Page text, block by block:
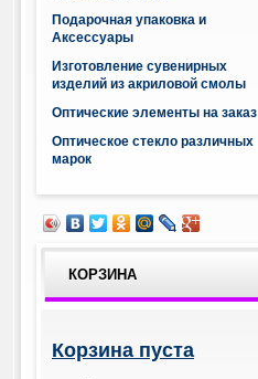
Подарочная упаковка и
Аксессуары
Изготовление сувенирных
изделий из акриловой смолы
Оптические элементы на заказ
Оптическое стекло различных
марок
КОРЗИНА
Корзина пуста